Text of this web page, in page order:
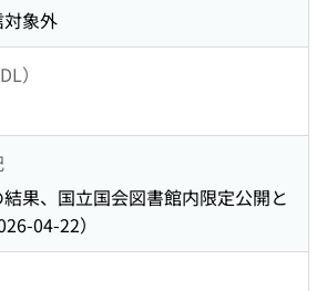
象外
）
果、国立国会図書館内限定公開と
04-22）